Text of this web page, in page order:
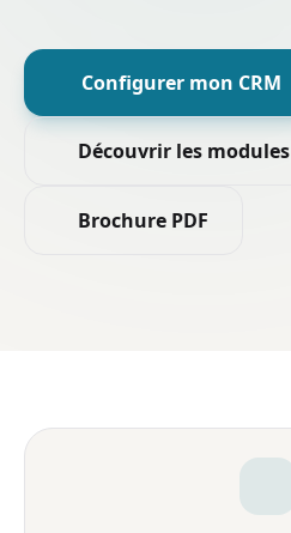
Configurer mon CRM
Découvrir les modules
Brochure PDF